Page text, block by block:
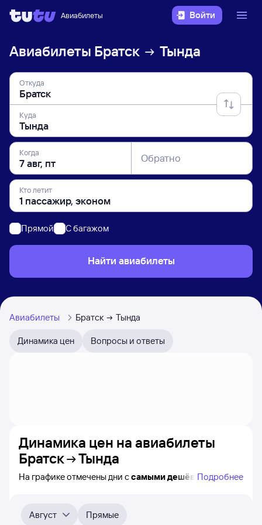
Авиабилеты Войти
Авиабилеты Братск Тында
Откуда
Куда
Когда Обратно
Кто летит
Прямой C багажом
Найти авиабилеты
Авиабилеты Братск Тында
Динамика цен Вопросы и ответы
Динамика цен на авиабилеты
Братск
Тында
На графике отмечены дни ссамыми дешёвыми
на ближайшие пять месяцев. Выберите день,
перейдите по клику к поиску билетов на нужный рейс и
Подробнее
Август
Прямые